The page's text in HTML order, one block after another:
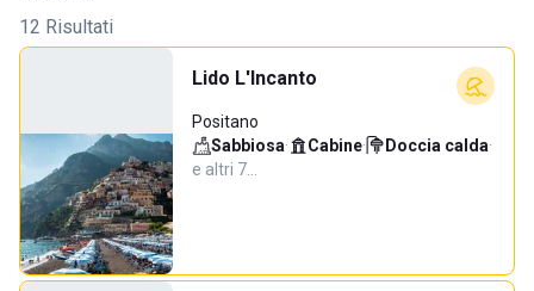
12 Risultati
Lido L'Incanto
Positano
Sabbiosa· Cabine· Doccia calda·
e altri 7…